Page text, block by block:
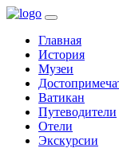
Главная(current)
История
Музеи
Ватикан
Путеводители
Отели
Экскурсии